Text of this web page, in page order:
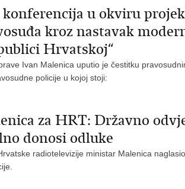
konferencija u okviru
kroz nastavak
Hrvatskoj“
Ivan Malenica uputio je čestitku
policije u kojoj stoji:
za HRT: Državno
donosi odluke
radiotelevizije ministar Malenica